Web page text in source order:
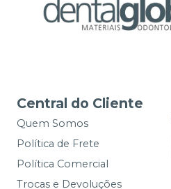
Central do Cliente
Quem Somos
Política de Frete
Política Comercial
Trocas e Devoluções